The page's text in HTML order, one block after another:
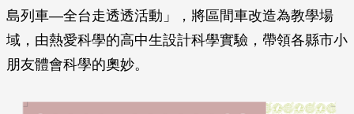
島列車—全台走透透活動」，將區間車改造為教學場
域，由熱愛科學的高中生設計科學實驗，帶領各縣市小
朋友體會科學的奧妙。